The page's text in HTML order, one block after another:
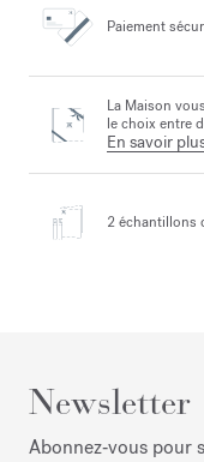
Paiement
La Maison
le choix entre
En savoir
2 échantillons
Newsletter
Abonnez‑vous pour